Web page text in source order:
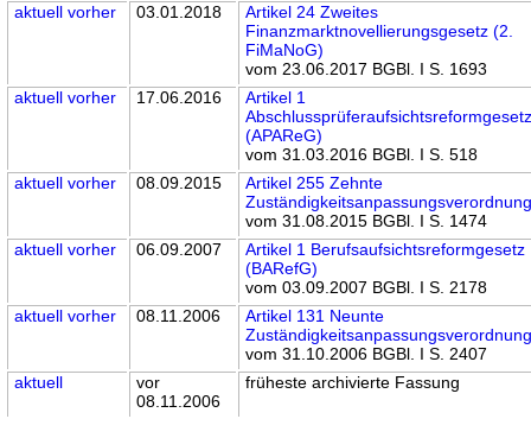
aktuell vorher 03.01.2018
Artikel 24 Zweites
Finanzmarktnovellierungsgesetz (2.
FiMaNoG)
vom 23.06.2017 BGBl. I S. 1693
aktuell vorher 17.06.2016
Artikel 1
(APAReG)
vom 31.03.2016 BGBl. I S. 518
aktuell vorher 08.09.2015
Artikel 255 Zehnte
vom 31.08.2015 BGBl. I S. 1474
aktuell vorher 06.09.2007
Artikel 1 Berufsaufsichtsreformgesetz
(BARefG)
vom 03.09.2007 BGBl. I S. 2178
aktuell vorher 08.11.2006
Artikel 131 Neunte
vom 31.10.2006 BGBl. I S. 2407
aktuell
vor
08.11.2006
früheste archivierte Fassung